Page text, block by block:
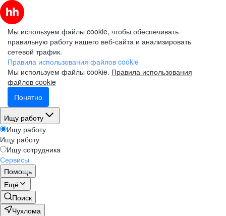
Мы используем файлы cookie, чтобы обеспечивать
правильную работу нашего веб-сайта и анализировать
сетевой трафик.
Правила использования файлов cookie
Мы используем файлы cookie. Правила использования
файлов cookie
Понятно
Ищу работу
Ищу работу
Ищу работу
Ищу сотрудника
Сервисы
Помощь
Ещё
Поиск
Чухлома